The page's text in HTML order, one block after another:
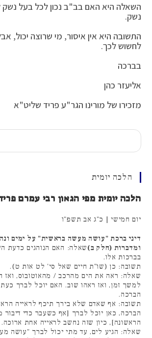
השאלה היא האם בב"ב נכון לכל בעל
נשק.
התשובה היא אין איסור, מי שרוצה יכול,
לחשוש לכך.
בברכה
אליעזר כהן
מזכירו של מורינו הגר"ע פריד שליט"א
חיפוש
הלכה יומית
הלכה יומית מפי הגאון רבי עמרם
יום חמישי | כ"ג אב תשפ"ו
דיני ברכת "עושה מעשה בראשית" על ימים
ומדברות (חלק ב)שאלה: האם הנוהגים כדעת
בברכות אלו.
תשובה: כן (שו"ת חיים שאל סי' לט אות ט).
שאלה: ראה את הים מהרכב / מהאוטובוס, ואז
למשך זמן, ואז ראהו שוב. האם יוכל לברך
הברכה.
תשובה: אף שאדם שלא בירך תיכף לראייה
הברכה, כאן יוכל לברך [אף כשעבר כדי דיבור
הראשונה], כיון שזה נחשב לראייה אחת ארוכה.
שאלה: הגיע לים, עד מתי יכול לברך "עושה